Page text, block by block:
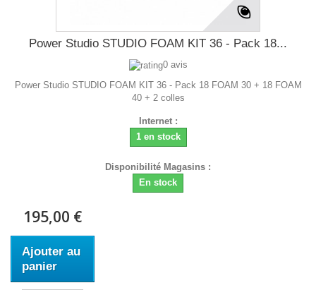
Power Studio STUDIO FOAM KIT 36 - Pack 18...
0 avis
Power Studio STUDIO FOAM KIT 36 - Pack 18 FOAM 30 + 18 FOAM
40 + 2 colles
Internet :
1 en stock
Disponibilité Magasins :
En stock
195,00 €
Ajouter au
panier